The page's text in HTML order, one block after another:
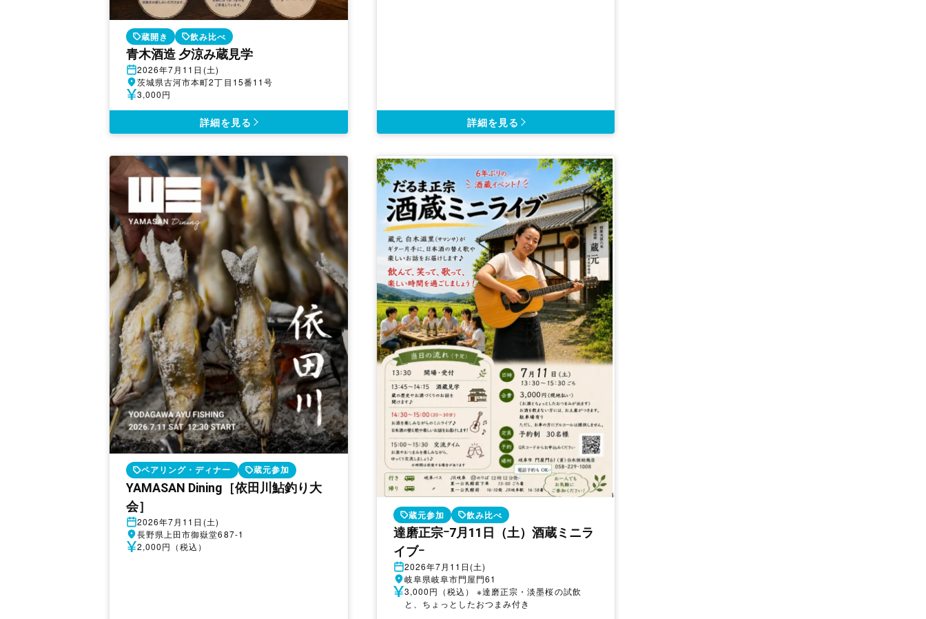
蔵開き 飲み比べ
青木酒造 夕涼み蔵見学
開
催
日
2026年7月11日(土)
開
催
茨城県古河市本町2丁目15番11号
参3,000円
詳細を見る 詳細を見る
ペアリング・ディナー 蔵元参加
YAMASAN Dining［依田川鮎釣り大
会］
開
催
日
2026年7月11日(土)
開
催
長野県上田市御嶽堂687-1
参2,000円（税込）
蔵元参加 飲み比べ
達磨正宗ｰ7月11日（土）酒蔵ミニラ
イブｰ
開
催
日
2026年7月11日(土)
開
催
岐阜県岐阜市門屋門61
参 3,000円（税込） ※達磨正宗・淡墨桜の試飲
と、ちょっとしたおつまみ付き